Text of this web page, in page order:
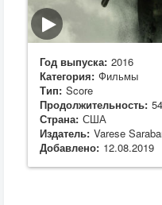
Год выпуска: 2016
Категория: Фильмы
Тип: Score
Продолжительность:
Страна: США
Издатель: Varese
Добавлено: 12.08.2019